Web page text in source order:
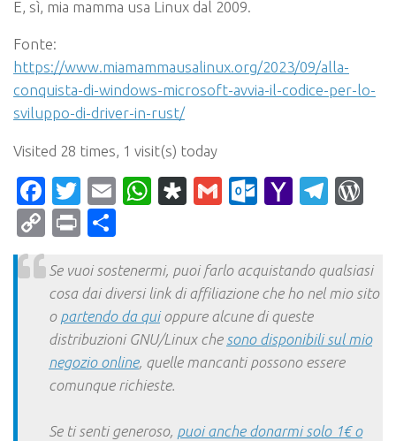
E, sì, mia mamma usa Linux dal 2009.
Fonte:
https://www.miamammausalinux.org/2023/09/alla-
conquista-di-windows-microsoft-avvia-il-codice-per-lo-
sviluppo-di-driver-in-rust/
Visited 28 times, 1 visit(s) today
Facebook
Twitter
EmailWhatsApp
Diaspora
Gmail Yahoo
CopyPrint
Se vuoi sostenermi, puoi farlo acquistando qualsiasi
cosa dai diversi link di affiliazione che ho nel mio sito
o partendo da quioppure alcune di queste
distribuzioni GNU/Linux che sono disponibili sul mio
negozio online, quelle mancanti possono essere
comunque richieste.
Se ti senti generoso, puoi anche donarmi solo 1€ o